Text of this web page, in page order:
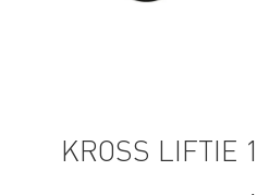
KROSS LIFTIE